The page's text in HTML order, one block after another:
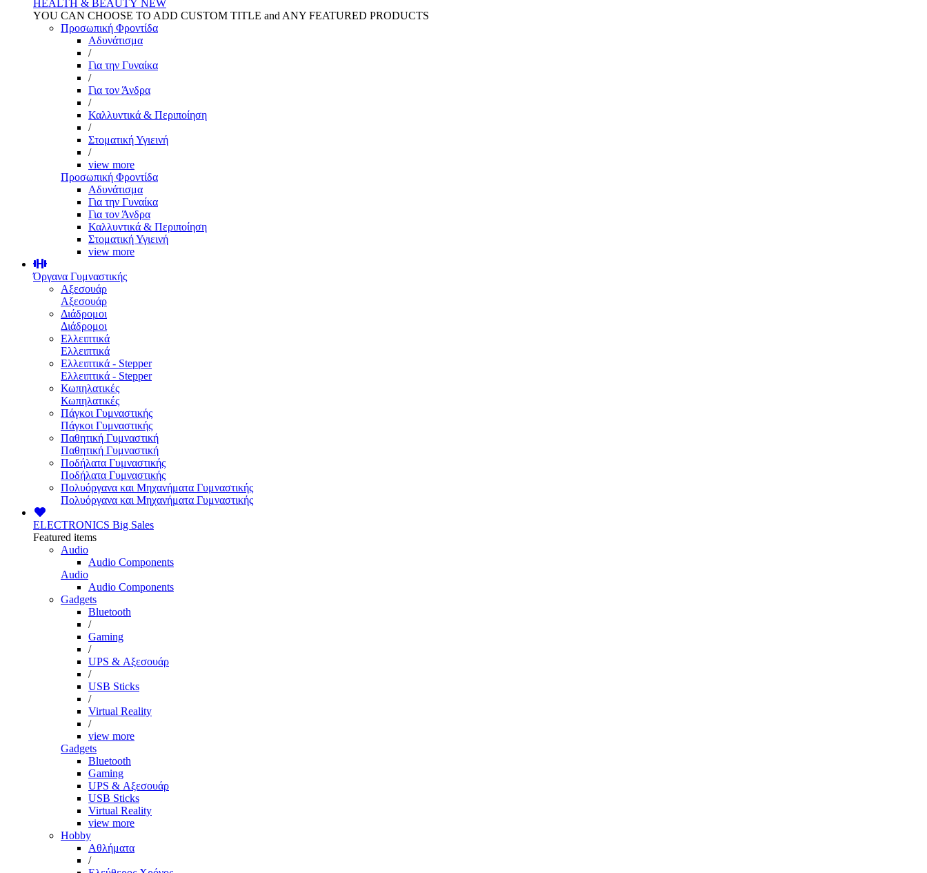
HEALTH & BEAUTY NEW
YOU CAN CHOOSE TO ADD CUSTOM TITLE and ANY FEATURED PRODUCTS
Προσωπική Φροντίδα
Αδυνάτισμα
/
Για την Γυναίκα
/
Για τον Άνδρα
/
Καλλυντικά & Περιποίηση
/
Στοματική Υγιεινή
/
view more
Προσωπική Φροντίδα
Αδυνάτισμα
Για την Γυναίκα
Για τον Άνδρα
Καλλυντικά & Περιποίηση
Στοματική Υγιεινή
view more
Όργανα Γυμναστικής
Αξεσουάρ
Αξεσουάρ
Διάδρομοι
Διάδρομοι
Ελλειπτικά
Ελλειπτικά
Ελλειπτικά - Stepper
Ελλειπτικά - Stepper
Κωπηλατικές
Κωπηλατικές
Πάγκοι Γυμναστικής
Πάγκοι Γυμναστικής
Παθητική Γυμναστική
Παθητική Γυμναστική
Ποδήλατα Γυμναστικής
Ποδήλατα Γυμναστικής
Πολυόργανα και Μηχανήματα Γυμναστικής
Πολυόργανα και Μηχανήματα Γυμναστικής
ELECTRONICS Big Sales
Featured items
Audio
Audio Components
Audio
Audio Components
Gadgets
Bluetooth
/
Gaming
/
UPS & Αξεσουάρ
/
USB Sticks
/
Virtual Reality
/
view more
Gadgets
Bluetooth
Gaming
UPS & Αξεσουάρ
USB Sticks
Virtual Reality
view more
Hobby
Αθλήματα
/